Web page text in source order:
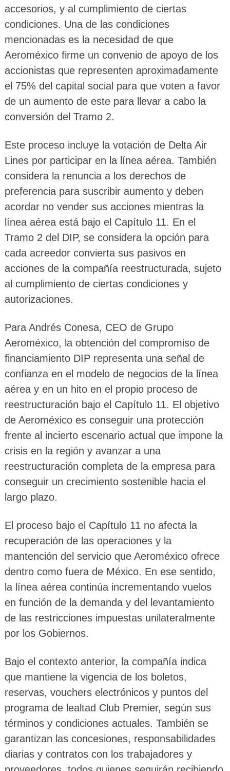
accesorios, y al cumplimiento de ciertas
condiciones. Una de las condiciones
mencionadas es la necesidad de que
Aeroméxico firme un convenio de apoyo de los
accionistas que representen aproximadamente
el 75% del capital social para que voten a favor
de un aumento de este para llevar a cabo la
conversión del Tramo 2.
Este proceso incluye la votación de Delta Air
Lines por participar en la línea aérea. También
considera la renuncia a los derechos de
preferencia para suscribir aumento y deben
acordar no vender sus acciones mientras la
línea aérea está bajo el Capítulo 11. En el
Tramo 2 del DIP, se considera la opción para
cada acreedor convierta sus pasivos en
acciones de la compañía reestructurada, sujeto
al cumplimiento de ciertas condiciones y
autorizaciones.
Para Andrés Conesa, CEO de Grupo
Aeroméxico, la obtención del compromiso de
financiamiento DIP representa una señal de
confianza en el modelo de negocios de la línea
aérea y en un hito en el propio proceso de
reestructuración bajo el Capítulo 11. El objetivo
de Aeroméxico es conseguir una protección
frente al incierto escenario actual que impone la
crisis en la región y avanzar a una
reestructuración completa de la empresa para
conseguir un crecimiento sostenible hacia el
largo plazo.
El proceso bajo el Capítulo 11 no afecta la
recuperación de las operaciones y la
mantención del servicio que Aeroméxico ofrece
dentro como fuera de México. En ese sentido,
la línea aérea continúa incrementando vuelos
en función de la demanda y del levantamiento
de las restricciones impuestas unilateralmente
por los Gobiernos.
Bajo el contexto anterior, la compañía indica
que mantiene la vigencia de los boletos,
reservas, vouchers electrónicos y puntos del
programa de lealtad Club Premier, según sus
términos y condiciones actuales. También se
garantizan las concesiones, responsabilidades
diarias y contratos con los trabajadores y